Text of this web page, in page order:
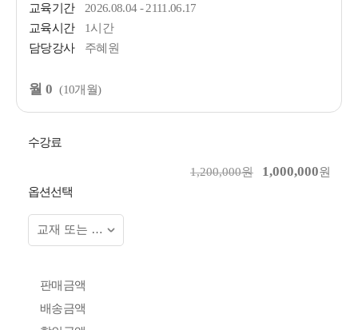
교육기간
2026.08.04 - 2111.06.17
교육시간
1시간
담당강사
주혜원
월 0 (10개월)
수강료
1,200,000원 1,000,000원
옵션선택
판매금액
배송금액